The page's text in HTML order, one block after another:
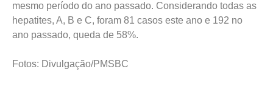
mesmo período do ano passado. Considerando todas as
hepatites, A, B e C, foram 81 casos este ano e 192 no
ano passado, queda de 58%.
Fotos: Divulgação/PMSBC